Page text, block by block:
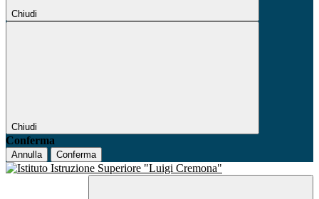
Chiudi
Chiudi
Conferma
Annulla Conferma